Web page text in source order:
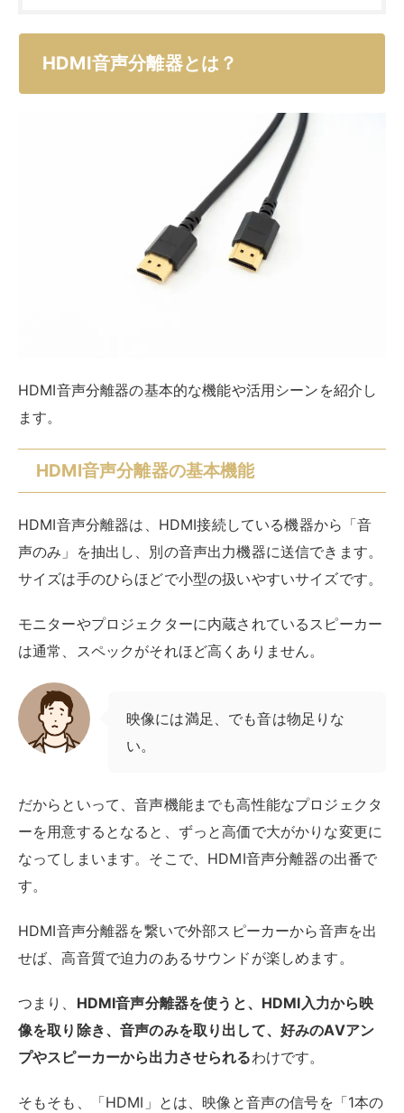
HDMI音声分離器の基本的な機能や活用シーンを紹介し
HDMI音声分離器の基本機能
HDMI音声分離器は、HDMI接続している機器から「音
声のみ」を抽出し、別の音声出力機器に送信できます。
は通常、スペックがそれほど高くありません。
映像には満足、でも音は物足りな
い。
だからといって、音声機能までも高性能なプロジェクタ
ーを用意するとなると、ずっと高価で大がかりな変更に
す。
せば、高音質で迫力のあるサウンドが楽しめます。
つまり、HDMI音声分離器を使うと、HDMI入力から映
プやスピーカーから出力させられる
わけです。
そもそも、「HDMI」とは、映像と音声の信号を「1本の
線で」送信できる技術です。
かつての製品は、そもそも映像と音声の端子が別々でそ
れぞれを接続しなければならなかったのですが、HDMI
の普及で1本化され、手軽に繋げるようになりました。
合には、HDMII音声分離器を使う必要が出てきたので
す。
用意されている場合が多いです。「光デジタルオーディ